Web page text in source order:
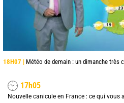
18H07 | Météo de demain : un dimanche très
17h05
Nouvelle canicule en France : ce qui vous